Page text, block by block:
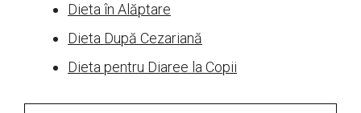
Dieta în Alăptare
Dieta După Cezariană
Dieta pentru Diaree la Copii